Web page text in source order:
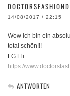
14/08/2017 / 22:15
Wow ich bin ein
total schön!!!
LG Eli
https://
ANTWORTEN